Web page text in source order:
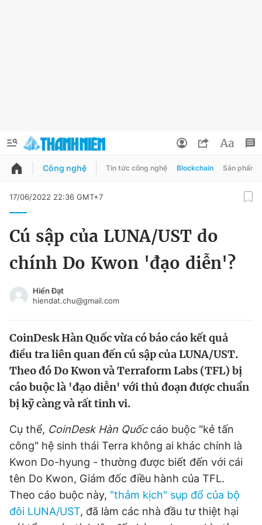
QUẢNG CÁO ĐẶT BÁO
Chuyên mục
Chào ngày mới
Tin thị trường Tin 360
Video Magazine
Tiện ích Bạn cần biết
Thông tin tòa soạn Liên hệ quảng cáo
Đổi mật khẩu
Tin đã lưu
Tin đã xem
Công nghệ Tin tức công nghệ Blockchain Sản phẩm
17/06/2022 22:36 GMT+7
Cú sập của LUNA/UST do
chính Do Kwon 'đạo diễn'?
Hiển Đạt
hiendat.chu@gmail.com
CoinDesk Hàn Quốc vừa có báo cáo kết quả
điều tra liên quan đến cú sập của LUNA/UST.
Theo đó Do Kwon và Terraform Labs (TFL) bị
cáo buộc là 'đạo diễn' với thủ đoạn được chuẩn
bị kỹ càng và rất tinh vi.
Cụ thể, CoinDesk Hàn Quốccáo buộc "kẻ tấn
công" hệ sinh thái Terra không ai khác chính là
Kwon Do-hyung - thường được biết đến với cái
tên Do Kwon, Giám đốc điều hành của TFL.
Theo cáo buộc này, "thảm kịch" sụp đổ của bộ
đôi LUNA/UST, đã làm các nhà đầu tư thiệt hại